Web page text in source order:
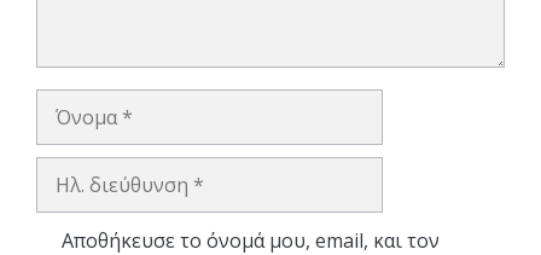
Όνομα
Ηλ.
Αποθήκευσε το όνομά μου, email, και τον